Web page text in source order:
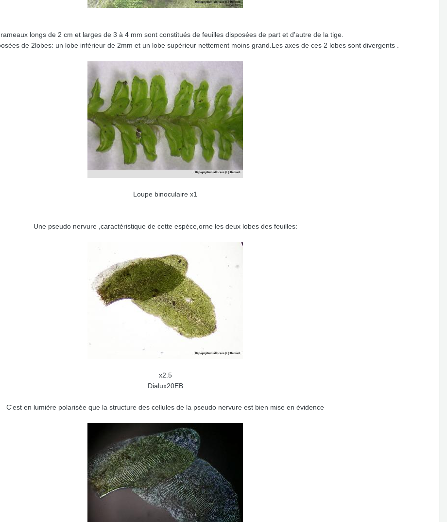
longs de 2 cm et larges de 3 à 4 mm sont constitués de feuilles disposées de part et d'autre de la tige.
de 2lobes: un lobe inférieur de 2mm et un lobe supérieur nettement moins grand.Les axes de ces 2 lobes sont divergents .
Loupe binoculaire x1
Une pseudo nervure ,caractéristique de cette espèce,orne les deux lobes des feuilles:
x2.5
Dialux20EB
C'est en lumière polarisée que la structure des cellules de la pseudo nervure est bien mise en évidence